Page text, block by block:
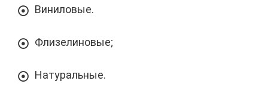
Виниловые.
Флизелиновые;
Натуральные.